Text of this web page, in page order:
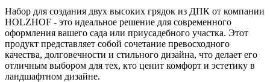
Набор для создания двух высоких грядок из ДПК от компании
HOLZHOF - это идеальное решение для современного
оформления вашего сада или приусадебного участка. Этот
продукт представляет собой сочетание превосходного
качества, долговечности и стильного дизайна, что делает его
отличным выбором для тех, кто ценит комфорт и эстетику в
ландшафтном дизайне.